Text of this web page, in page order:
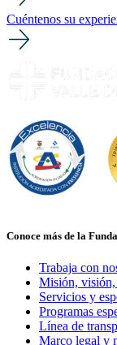
Cuéntenos su
Conoce más de la
Trabaja con
Misión, visión,
Servicios y
Programas
Línea de
Marco legal y